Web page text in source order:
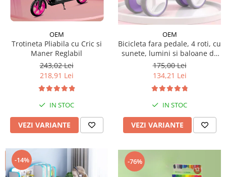
Micul explorator
Pictura, modelaj si accesorii
Tarcuri si corturi
Tarc joaca copii
Tarc joaca bebe
Tarc joaca cu bile
Corturi copii
OEM
Trotineta Pliabila cu Cric si
Maner Reglabil
243,02 Lei
218,91 Lei
IN STOC
VEZI VARIANTE
OEM
Bicicleta fara pedale, 4 roti, cu
sunete, lumini si baloane de
sapun
175,00 Lei
134,21 Lei
IN STOC
VEZI VARIANTE
-14% -76%